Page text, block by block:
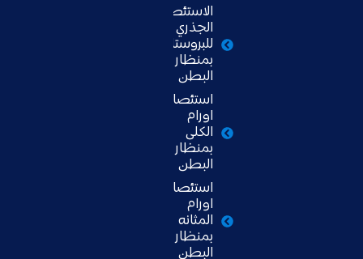
الاستئصال
الجذري
للبروستاتا
بمنظار
البطن
استئصال
اورام
الكلى
بمنظار
البطن
استئصال
اورام
المثانه
بمنظار
البطن